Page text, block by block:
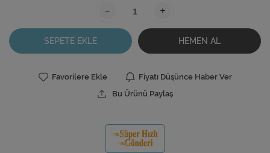
- +
SEPETE EKLE HEMEN AL
Favorilere Ekle
Fiyatı Düşünce Haber Ver
Bu Ürünü Paylaş